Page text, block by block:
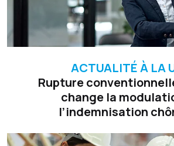
ACTUALITÉ À LA
Rupture
change la
l’indemnisation